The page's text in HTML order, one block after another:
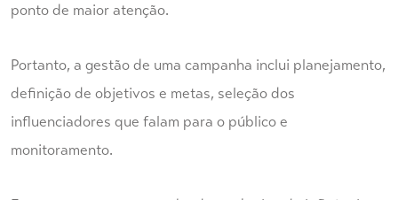
ponto de maior atenção.
Portanto, a gestão de uma campanha inclui planejamento,
definição de objetivos e metas, seleção dos
influenciadores que falam para o público e
monitoramento.